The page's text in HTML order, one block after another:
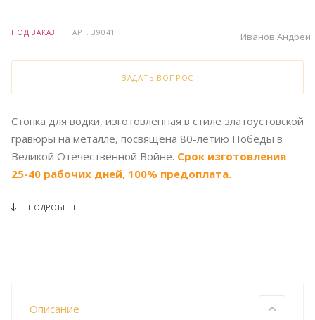
ПОД ЗАКАЗ АРТ.39041 Иванов Андрей
ЗАДАТЬ ВОПРОС
Стопка для водки, изготовленная в стиле златоустовской
гравюры на металле, посвящена 80-летию Победы в
Великой Отечественной Войне. Срок изготовления
25-40 рабочих дней, 100% предоплата.
ПОДРОБНЕЕ
Описание